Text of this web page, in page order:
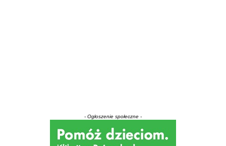
- Ogłoszenie społeczne -